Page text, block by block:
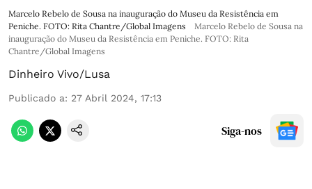
Marcelo Rebelo de Sousa na inauguração do Museu da Resistência em
Peniche. FOTO: Rita Chantre/Global Imagens
Marcelo Rebelo de Sousa na
inauguração do Museu da Resistência em Peniche. FOTO: Rita
Chantre/Global Imagens
Dinheiro Vivo/Lusa
Publicado a: 27 Abril 2024, 17:13
Siga-nos